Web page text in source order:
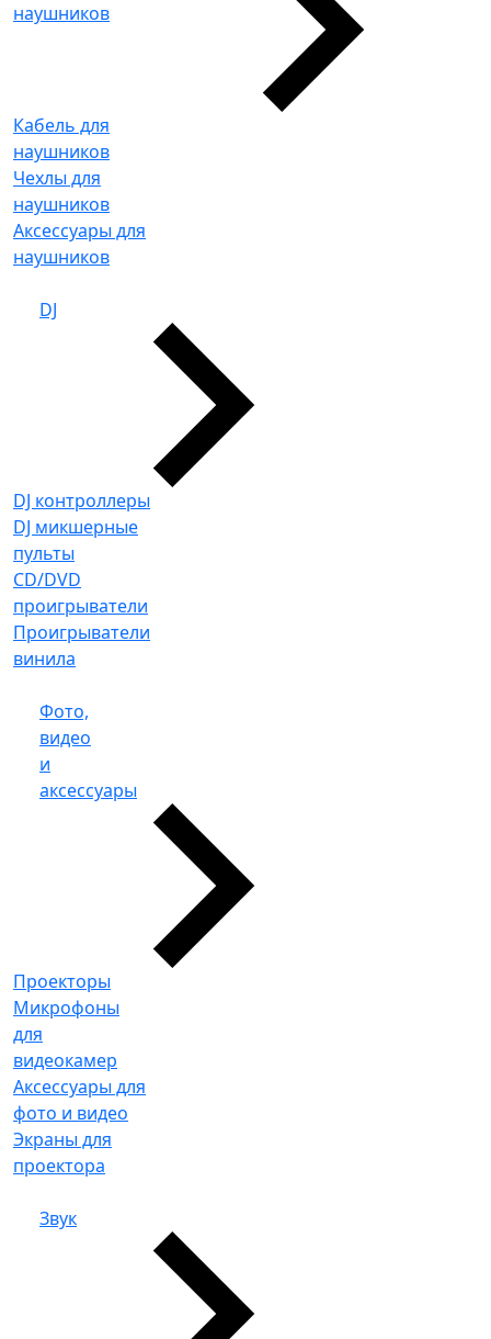
наушников
Кабель для
наушников
Чехлы для
наушников
Аксессуары для
наушников
DJ
DJ контроллеры
DJ микшерные
пульты
CD/DVD
проигрыватели
Проигрыватели
винила
Фото,
видео
и
аксессуары
Проекторы
Микрофоны
для
видеокамер
Аксессуары для
фото и видео
Экраны для
проектора
Звук